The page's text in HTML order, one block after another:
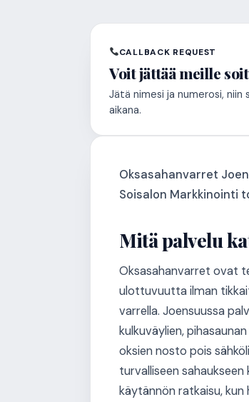
CALLBACK REQUEST
Voit jättää meille
Jätä nimesi ja numerosi,
aikana.
Oksasahanvarret
Soisalon Markkinointi
Mitä palvelu
Oksasahanvarret ovat
ulottuvuutta ilman
varrella. Joensuussa
kulkuväylien,
oksien nosto pois
turvalliseen
käytännön ratkaisu,